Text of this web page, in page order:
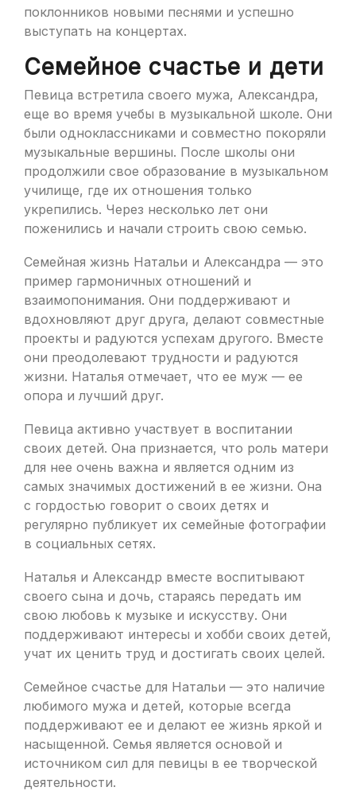
поклонников новыми песнями и успешно
выступать на концертах.
Семейное счастье и дети
Певица встретила своего мужа, Александра,
еще во время учебы в музыкальной школе. Они
были одноклассниками и совместно покоряли
музыкальные вершины. После школы они
продолжили свое образование в музыкальном
училище, где их отношения только
укрепились. Через несколько лет они
поженились и начали строить свою семью.
Семейная жизнь Натальи и Александра — это
пример гармоничных отношений и
взаимопонимания. Они поддерживают и
вдохновляют друг друга, делают совместные
проекты и радуются успехам другого. Вместе
они преодолевают трудности и радуются
жизни. Наталья отмечает, что ее муж — ее
опора и лучший друг.
Певица активно участвует в воспитании
своих детей. Она признается, что роль матери
для нее очень важна и является одним из
самых значимых достижений в ее жизни. Она
с гордостью говорит о своих детях и
регулярно публикует их семейные фотографии
в социальных сетях.
Наталья и Александр вместе воспитывают
своего сына и дочь, стараясь передать им
свою любовь к музыке и искусству. Они
поддерживают интересы и хобби своих детей,
учат их ценить труд и достигать своих целей.
Семейное счастье для Натальи — это наличие
любимого мужа и детей, которые всегда
поддерживают ее и делают ее жизнь яркой и
насыщенной. Семья является основой и
источником сил для певицы в ее творческой
деятельности.